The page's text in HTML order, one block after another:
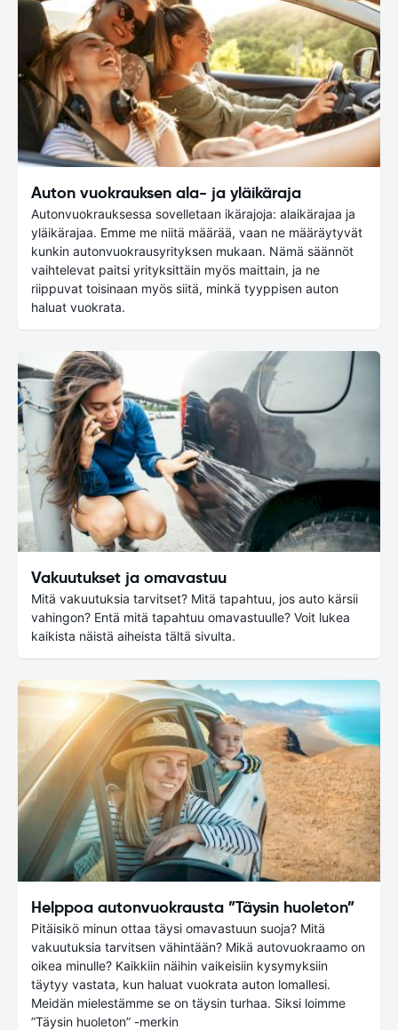
Auton vuokrauksen ala- ja yläikäraja
Autonvuokrauksessa sovelletaan ikärajoja: alaikärajaa ja
yläikärajaa. Emme me niitä määrää, vaan ne määräytyvät
kunkin autonvuokrausyrityksen mukaan. Nämä säännöt
vaihtelevat paitsi yrityksittäin myös maittain, ja ne
riippuvat toisinaan myös siitä, minkä tyyppisen auton
haluat vuokrata.
Vakuutukset ja omavastuu
Mitä vakuutuksia tarvitset? Mitä tapahtuu, jos auto kärsii
vahingon? Entä mitä tapahtuu omavastuulle? Voit lukea
kaikista näistä aiheista tältä sivulta.
Helppoa autonvuokrausta ”Täysin huoleton”
Pitäisikö minun ottaa täysi omavastuun suoja? Mitä
vakuutuksia tarvitsen vähintään? Mikä autovuokraamo on
oikea minulle? Kaikkiin näihin vaikeisiin kysymyksiin
täytyy vastata, kun haluat vuokrata auton lomallesi.
Meidän mielestämme se on täysin turhaa. Siksi loimme
”Täysin huoleton” -merkin